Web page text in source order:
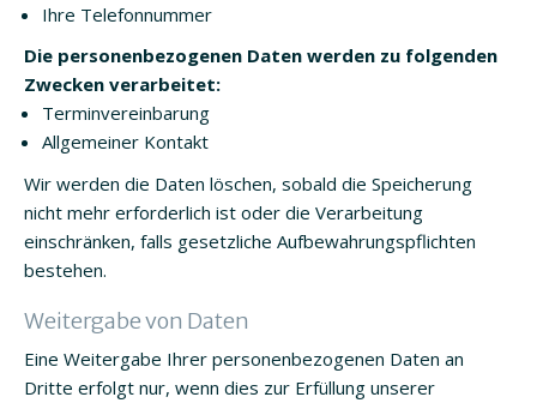
Ihre Telefonnummer
Die personenbezogenen Daten werden zu folgenden
Zwecken verarbeitet:
Terminvereinbarung
Allgemeiner Kontakt
Wir werden die Daten löschen, sobald die Speicherung
nicht mehr erforderlich ist oder die Verarbeitung
einschränken, falls gesetzliche Aufbewahrungspflichten
bestehen.
Weitergabe von Daten
Eine Weitergabe Ihrer personenbezogenen Daten an
Dritte erfolgt nur, wenn dies zur Erfüllung unserer